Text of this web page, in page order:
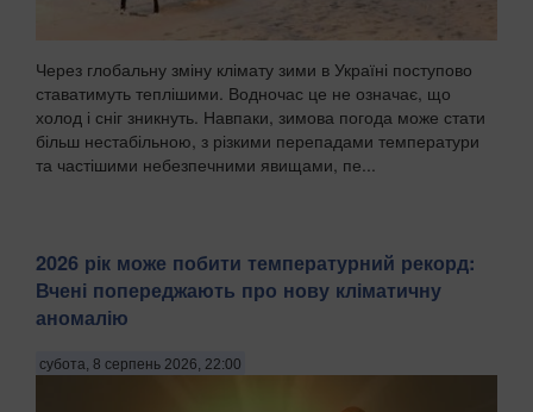
Через глобальну зміну клімату зими в Україні поступово
ставатимуть теплішими. Водночас це не означає, що
холод і сніг зникнуть. Навпаки, зимова погода може стати
більш нестабільною, з різкими перепадами температури
та частішими небезпечними явищами, пе...
2026 рік може побити температурний рекорд:
Вчені попереджають про нову кліматичну
аномалію
субота, 8 серпень 2026, 22:00